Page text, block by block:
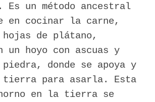
Es un método ancestral
en cocinar la carne,
de plátano,
un hoyo con ascuas y
piedra, donde se apoya y
tierra para asarla. Esta
en la tierra se